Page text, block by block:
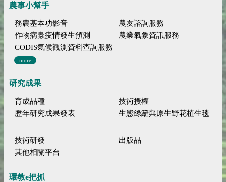
農事小幫手
務農基本功影音
農友諮詢服務
作物病蟲疫情發生預測
農業氣象資訊服務
CODIS氣候觀測資料查詢服務
more
研究成果
育成品種
技術授權
歷年研究成果發表
生態綠籬與原生野花植生毯
技術研發
出版品
其他相關平台
環教e把抓